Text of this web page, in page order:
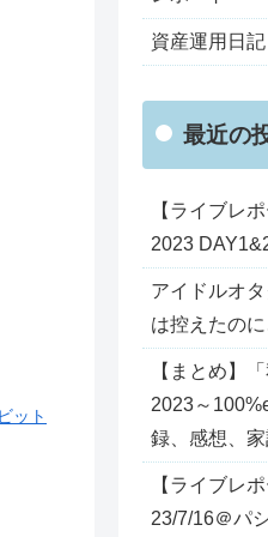
ット
資産運用日記
最近の
【ライブレ
2023
アイドルオ
は控えたの
【まとめ】
2023～
録、感想、
【ライブレ
23/7/16＠パ